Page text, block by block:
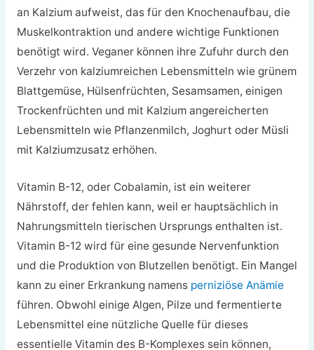
an Kalzium aufweist, das für den Knochenaufbau, die
Muskelkontraktion und andere wichtige Funktionen
benötigt wird. Veganer können ihre Zufuhr durch den
Verzehr von kalziumreichen Lebensmitteln wie grünem
Blattgemüse, Hülsenfrüchten, Sesamsamen, einigen
Trockenfrüchten und mit Kalzium angereicherten
Lebensmitteln wie Pflanzenmilch, Joghurt oder Müsli
mit Kalziumzusatz erhöhen.
Vitamin B-12, oder Cobalamin, ist ein weiterer
Nährstoff, der fehlen kann, weil er hauptsächlich in
Nahrungsmitteln tierischen Ursprungs enthalten ist.
Vitamin B-12 wird für eine gesunde Nervenfunktion
und die Produktion von Blutzellen benötigt. Ein Mangel
kann zu einer Erkrankung namens perniziöse Anämie
führen. Obwohl einige Algen, Pilze und fermentierte
Lebensmittel eine nützliche Quelle für dieses
essentielle Vitamin des B-Komplexes sein können,